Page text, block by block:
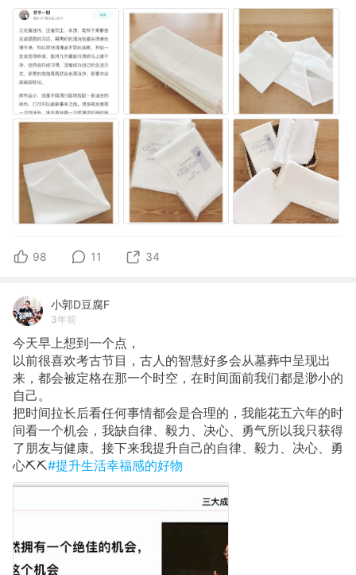
98 11 34
小郭D豆腐F
3年前
今天早上想到一个点，
以前很喜欢考古节目，古人的智慧好多会从墓葬中呈现出
来，都会被定格在那一个时空，在时间面前我们都是渺小的
自己。
把时间拉长后看任何事情都会是合理的，我能花五六年的时
间看一个机会，我缺自律、毅力、决心、勇气所以我只获得
了朋友与健康。接下来我提升自己的自律、毅力、决心、勇
心⛏️⛏️#提升生活幸福感的好物